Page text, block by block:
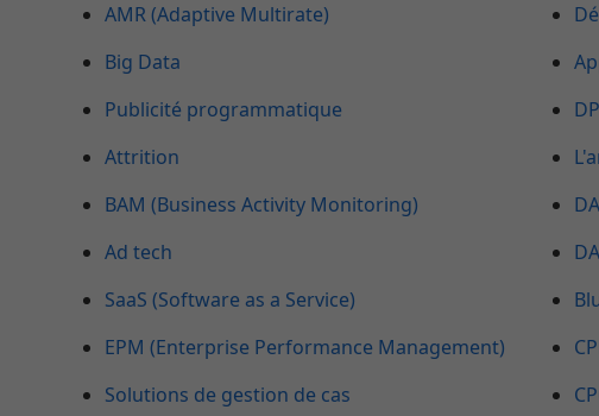
AMR (Adaptive Multirate)
Big Data
Publicité programmatique
Attrition
BAM (Business Activity Monitoring)
Ad tech
SaaS (Software as a Service)
EPM (Enterprise Performance Management)
Solutions de gestion de cas